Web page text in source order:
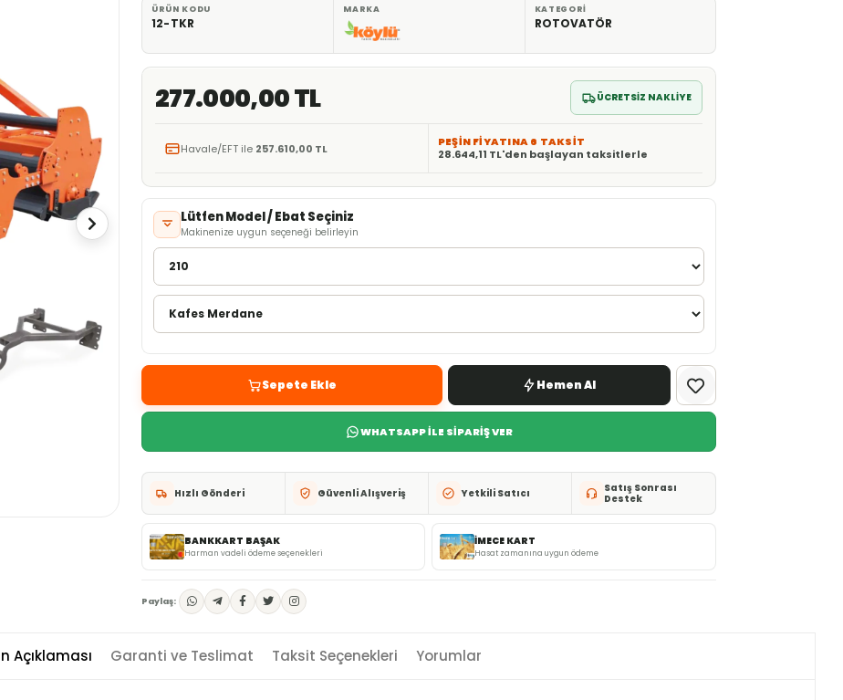
ÜRÜN KODU
12-TKR
MARKA KATEGORI
ROTOVATÖR
277.000,00 TL ÜCRETSİZ NAKLİYE
Havale/EFT ile 257.610,00 TL
PEŞİN FİYATINA 6 TAKSİT
28.644,11 TL'den başlayan taksitlerle
Lütfen Model / Ebat Seçiniz
Makinenize uygun seçeneği belirleyin
Sepete Ekle Hemen Al
WHATSAPP İLE SİPARİŞ VER
Hızlı Gönderi Güvenli Alışveriş Yetkili Satıcı
Satış Sonrası
Destek
BANKKART BAŞAK
Harman vadeli ödeme seçenekleri
İMECE KART
Hasat zamanına uygun ödeme
Paylaş:
Açıklaması Garanti ve Teslimat Taksit Seçenekleri Yorumlar